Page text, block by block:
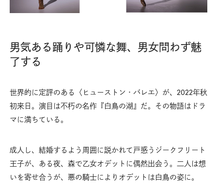
男気ある踊りや可憐な舞、男女問わず魅
了する
世界的に定評のある〈ヒューストン・バレエ〉が、2022年秋
初来日。演目は不朽の名作『白鳥の湖』だ。その物語はドラ
マに満ちている。
成人し、結婚するよう周囲に説かれて戸惑うジークフリート
王子が、ある夜、森で乙女オデットに偶然出会う。二人は想
いを寄せ合うが、悪の騎士によりオデットは白鳥の姿に。